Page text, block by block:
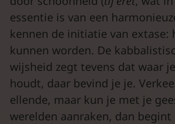
essentie is van een
kennen de initiatie van extase:
kunnen worden. De
wijsheid zegt tevens dat waar
houdt, daar bevind je je.
ellende, maar kun je met je
werelden aanraken, dan